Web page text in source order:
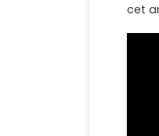
cet